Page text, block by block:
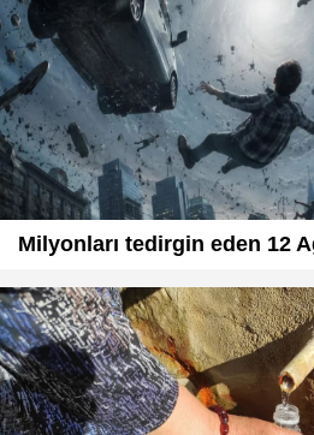
Milyonları tedirgin eden 12